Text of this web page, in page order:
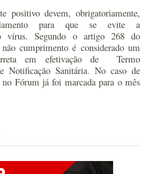
positivo devem, obrigatoriamente,
para que se evite a
vírus. Segundo o artigo 268 do
cumprimento é considerado um
em efetivação de Termo
Notificação Sanitária. No caso de
Fórum já foi marcada para o mês